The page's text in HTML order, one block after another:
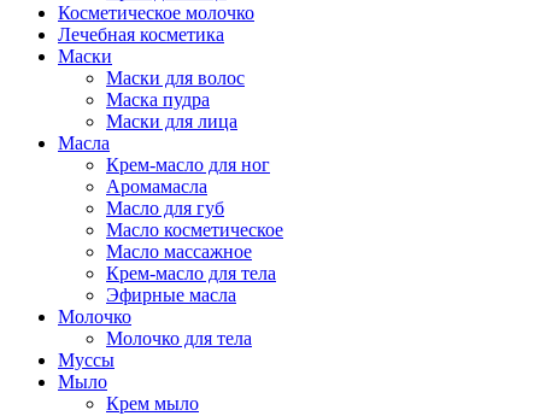
Косметическое молочко
Лечебная косметика
Маски
Маски для волос
Маска пудра
Маски для лица
Масла
Крем-масло для ног
Аромамасла
Масло для губ
Масло косметическое
Масло массажное
Крем-масло для тела
Эфирные масла
Молочко
Молочко для тела
Муссы
Мыло
Крем мыло